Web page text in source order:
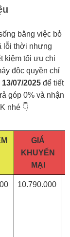
bằng việc bỏ
lỗi thời nhưng
kiệm tối ưu chi
độc quyền chỉ
13/07/2025 để tiết
góp 0% và nhận
nhé 👇
GIÁ
KHUYẾN
MẠI
10.790.000